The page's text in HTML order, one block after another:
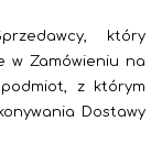
który
w Zamówieniu na
z którym
Dostawy